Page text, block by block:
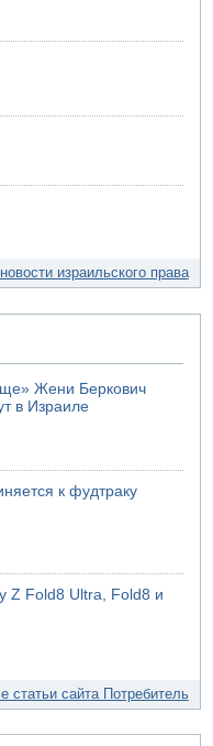
израильского права
Жени Беркович
в Израиле
к фудтраку
Z Fold8 Ultra, Fold8 и
статьи сайта Потребитель